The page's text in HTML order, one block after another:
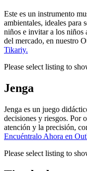
Este es un instrumento
ambientales, ideales para
niños e invitar a los niños
del mercado, en nuestro
Tikariy.
Please select listing to
Jenga
Jenga es un juego
decisiones y riesgos. Por
atención y la precisión,
Encuéntralo Ahora en
Please select listing to